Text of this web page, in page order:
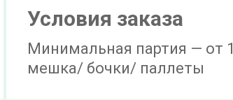
Условия заказа
Минимальная партия — от 1
мешка/ бочки/ паллеты